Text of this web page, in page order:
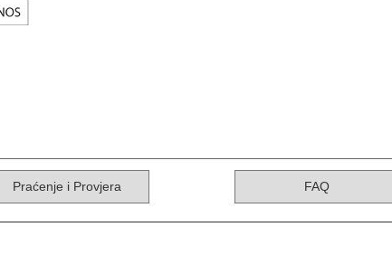
Praćenje i Provjera FAQ